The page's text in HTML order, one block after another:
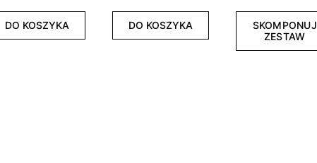
DO KOSZYKA DO KOSZYKA
SKOMPONUJ
ZESTAW